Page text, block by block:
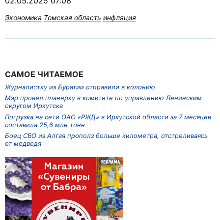
Экономика Томская область инфляция
САМОЕ ЧИТАЕМОЕ
Журналистку из Бурятии отправили в колонию
Мэр провел планерку в комитете по управлению Ленинским
округом Иркутска
Погрузка на сети ОАО «РЖД» в Иркутской области за 7 месяцев
составила 25,6 млн тонн
Боец СВО из Алтая прополз больше километра, отстреливаясь
от медведя